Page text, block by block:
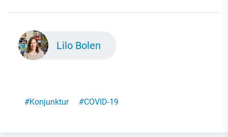
Lilo Bolen
#Konjunktur #COVID-19